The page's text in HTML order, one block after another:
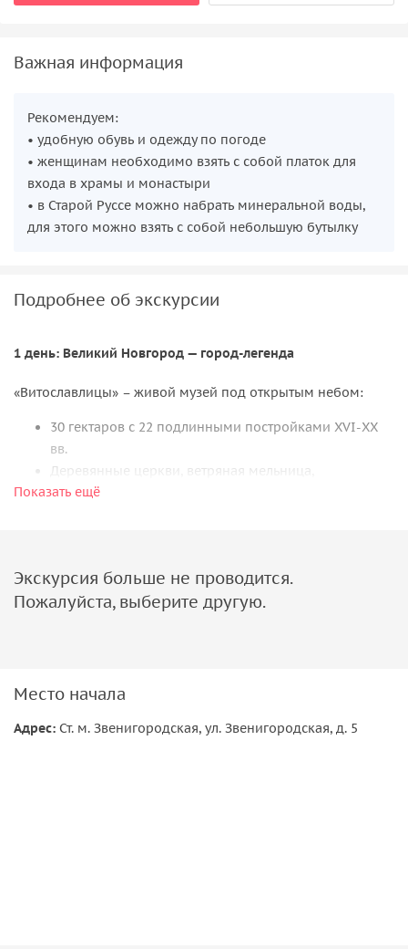
Важная информация
Рекомендуем:
• удобную обувь и одежду по погоде
• женщинам необходимо взять с собой платок для
входа в храмы и монастыри
• в Старой Руссе можно набрать минеральной воды,
для этого можно взять с собой небольшую бутылку
Подробнее об экскурсии
1 день: Великий Новгород — город-легенда
«Витославлицы» – живой музей под открытым небом:
30 гектаров с 22 подлинными постройками XVI-XX
вв.
Деревянные церкви, ветряная мельница,
крестьянские избы
Новгородский Кремль – сердце древней республики:
Софийский собор — символ православия Северо-
Место вечевых собраний и международной
Показать ещё
Экскурсия больше не проводится.
Пожалуйста, выберите другую.
Место начала
Адрес: Ст. м. Звенигородская, ул. Звенигородская, д. 5